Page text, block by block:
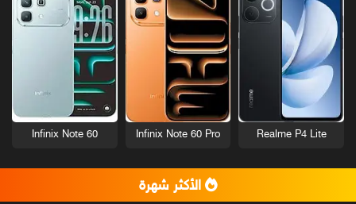
Realme P4 Lite
Infinix Note 60 Pro
Infinix Note 60
الأكثر شهرة